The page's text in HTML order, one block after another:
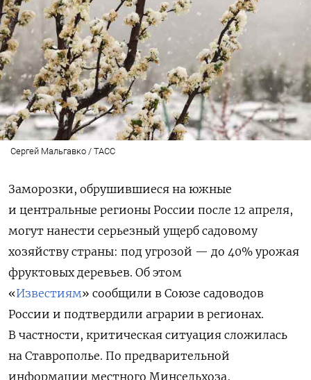
Сергей Мальгавко / ТАСС
Заморозки, обрушившиеся на южные
и центральные регионы России после 12 апреля,
могут нанести серьезный ущерб садовому
хозяйству страны: под угрозой — до 40% урожая
фруктовых деревьев. Об этом
«Известиям» сообщили в Союзе садоводов
России и подтвердили аграрии в регионах.
В частности, критическая ситуация сложилась
на Ставрополье. По предварительной
информации местного Минсельхоза,